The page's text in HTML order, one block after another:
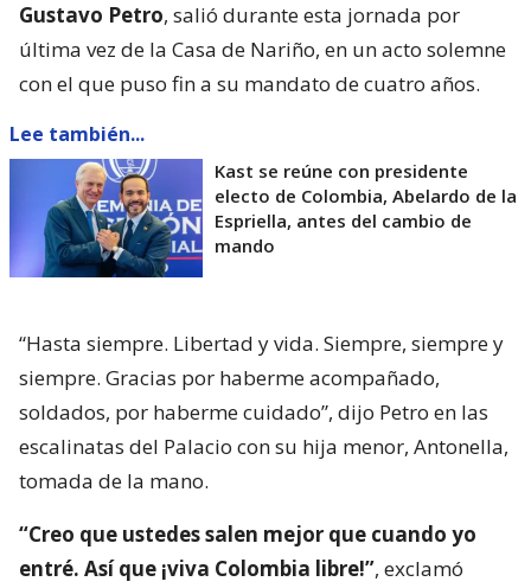
Gustavo Petro, salió durante esta jornada por
última vez de la Casa de Nariño, en un acto solemne
con el que puso fin a su mandato de cuatro años.
Lee también...
Kast se reúne con presidente
electo de Colombia, Abelardo de la
Espriella, antes del cambio de
mando
“Hasta siempre. Libertad y vida. Siempre, siempre y
siempre. Gracias por haberme acompañado,
soldados, por haberme cuidado”, dijo Petro en las
escalinatas del Palacio con su hija menor, Antonella,
tomada de la mano.
“Creo que ustedes salen mejor que cuando yo
entré. Así que ¡viva Colombia libre!”, exclamó